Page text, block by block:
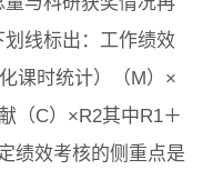
线标出：工作绩效
课时统计）（M）×
（C）×R2其中R1＋
绩效考核的侧重点是